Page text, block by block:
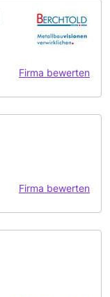
Firma bewerten
Firma bewerten